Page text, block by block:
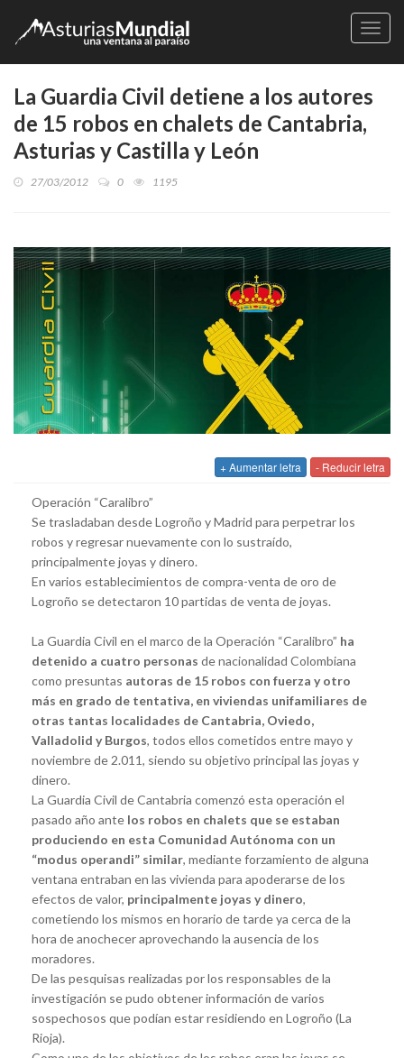
La Guardia Civil detiene a los autores
de 15 robos en chalets de Cantabria,
Asturias y Castilla y León
27/03/2012 0 1195
+ Aumentar letra - Reducir letra
Operación “Caralibro”
Se trasladaban desde Logroño y Madrid para perpetrar los
robos y regresar nuevamente con lo sustraído,
principalmente joyas y dinero.
En varios establecimientos de compra-venta de oro de
Logroño se detectaron 10 partidas de venta de joyas.
La Guardia Civil en el marco de la Operación “Caralibro” ha
detenido a cuatro personas de nacionalidad Colombiana
como presuntas autoras de 15 robos con fuerza y otro
más en grado de tentativa, en viviendas unifamiliares de
otras tantas localidades de Cantabria, Oviedo,
Valladolid y Burgos, todos ellos cometidos entre mayo y
noviembre de 2.011, siendo su objetivo principal las joyas y
dinero.
La Guardia Civil de Cantabria comenzó esta operación el
pasado año ante los robos en chalets que se estaban
produciendo en esta Comunidad Autónoma con un
“modus operandi” similar, mediante forzamiento de alguna
ventana entraban en las vivienda para apoderarse de los
efectos de valor, principalmente joyas y dinero,
cometiendo los mismos en horario de tarde ya cerca de la
hora de anochecer aprovechando la ausencia de los
moradores.
De las pesquisas realizadas por los responsables de la
investigación se pudo obtener información de varios
sospechosos que podían estar residiendo en Logroño (La
Rioja).